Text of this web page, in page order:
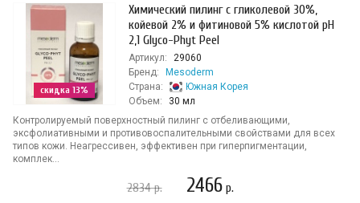
скидка 13%
Химический пилинг с гликолевой 30%,
койевой 2% и фитиновой 5% кислотой pH
2,1 Glyco-Phyt Peel
Артикул:
29060
Бренд:
Mesoderm
Страна:
Южная Корея
Объем:
30 мл
Контролируемый поверхностный пилинг с отбеливающими,
эксфолиативными и противовоспалительными свойствами для всех
типов кожи. Неагрессивен, эффективен при гиперпигментации,
комплек...
2834р. 2466р.